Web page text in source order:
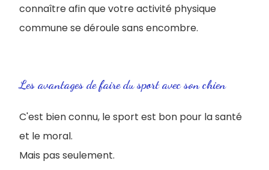
connaître afin que votre activité physique
commune se déroule sans encombre.
Les avantages de faire du sport avec son chien
C'est bien connu, le sport est bon pour la santé
et le moral.
Mais pas seulement.